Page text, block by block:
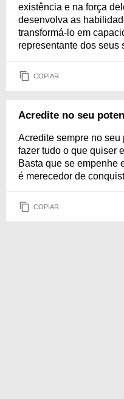
existência e na força
desenvolva as
transformá-lo em
representante dos seus
COPIAR
Acredite no seu
Acredite sempre no
fazer tudo o que quiser
Basta que se empenhe
é merecedor de
COPIAR